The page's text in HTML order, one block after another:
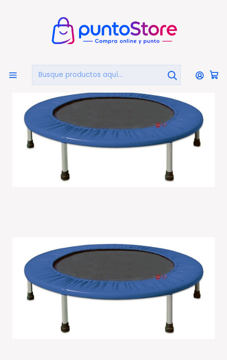
DEPORTES Y FITNESS Camas Elásticas
Trampolín Fitness Power Jump Con Diámetro De 100cm
- Ps